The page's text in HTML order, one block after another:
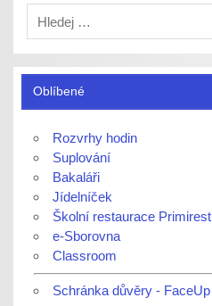
Oblíbené
Rozvrhy hodin
Suplování
Bakaláři
Jídelníček
Školní restaurace Primirest
e-Sborovna
Classroom
Schránka důvěry - FaceUp